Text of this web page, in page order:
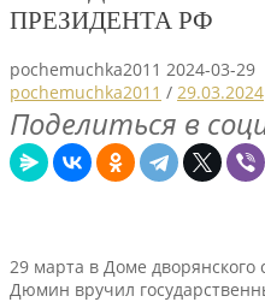
ПРЕЗИДЕНТА РФ
pochemuchka2011 2024-03-29
pochemuchka2011 / 29.03.2024
Поделиться в
29 марта в Доме дворянского
Дюмин вручил